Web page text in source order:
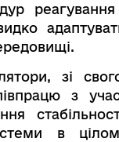
зі свого
з
в